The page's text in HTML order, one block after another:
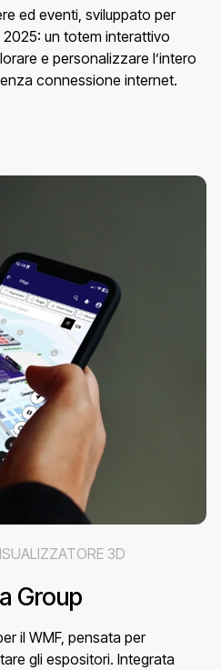
ed eventi, sviluppato per
un totem interattivo
e personalizzare l’intero
connessione internet.
3D
Group
il WMF, pensata per
gli espositori. Integrata